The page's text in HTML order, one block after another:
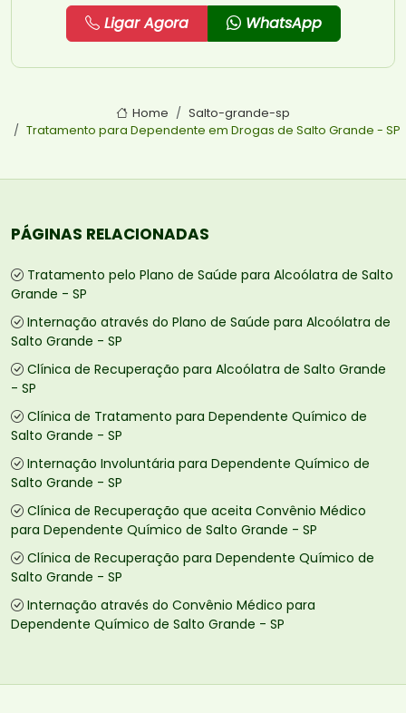
Ligar Agora WhatsApp
Home
Salto-grande-sp
Tratamento para Dependente em Drogas de Salto Grande - SP
PÁGINAS RELACIONADAS
Tratamento pelo Plano de Saúde para Alcoólatra de Salto
Grande - SP
Internação através do Plano de Saúde para Alcoólatra de
Salto Grande - SP
Clínica de Recuperação para Alcoólatra de Salto Grande
- SP
Clínica de Tratamento para Dependente Químico de
Salto Grande - SP
Internação Involuntária para Dependente Químico de
Salto Grande - SP
Clínica de Recuperação que aceita Convênio Médico
para Dependente Químico de Salto Grande - SP
Clínica de Recuperação para Dependente Químico de
Salto Grande - SP
Internação através do Convênio Médico para
Dependente Químico de Salto Grande - SP